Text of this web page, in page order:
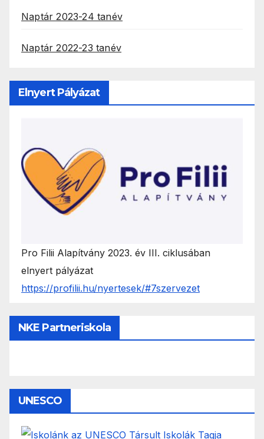
Naptár 2023-24 tanév
Naptár 2022-23 tanév
Elnyert Pályázat
Pro Filii Alapítvány 2023. év III. ciklusában
elnyert pályázat
https://profilii.hu/nyertesek/#7szervezet
NKE Partneriskola
UNESCO